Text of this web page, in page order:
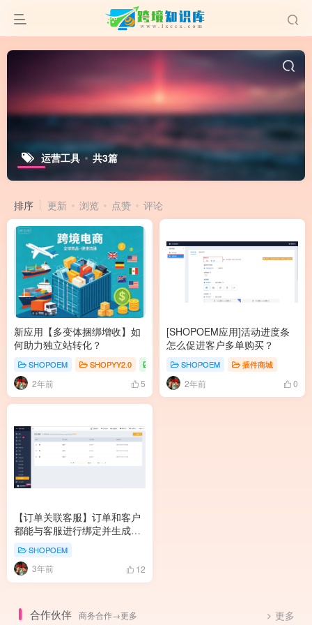
运营工具 共3篇
排序 更新 浏览 点赞 评论
新应用【多变体捆绑增收】如
何助力独立站转化？
SHOPOEM SHOPYY2.0 插件商城
2年前 5
[SHOPOEM应用]活动进度条
怎么促进客户多单购买？
SHOPOEM 插件商城
2年前 0
【订单关联客服】订单和客户
都能与客服进行绑定并生成推
SHOPOEM
3年前 12
合作伙伴 商务合作→更多 更多